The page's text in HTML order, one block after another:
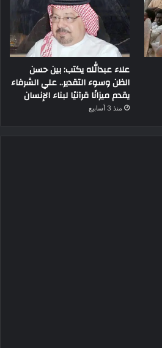
علاء عبدالله يكتب: بين حسن
الظن وسوء التقدير.. علي الشرفاء
يقدم ميزانًا قرآنيًا لبناء الإنسان
منذ 3 أسابيع